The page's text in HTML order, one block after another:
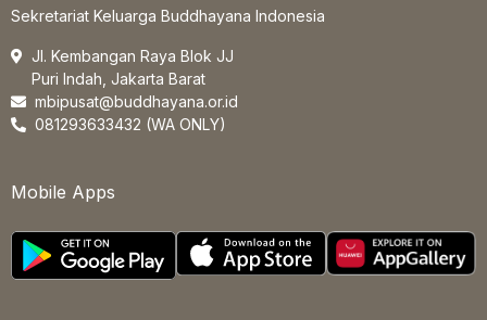
Sekretariat Keluarga Buddhayana Indonesia
Jl. Kembangan Raya Blok JJ
Puri Indah, Jakarta Barat
mbipusat@buddhayana.or.id
081293633432 (WA ONLY)
Mobile Apps